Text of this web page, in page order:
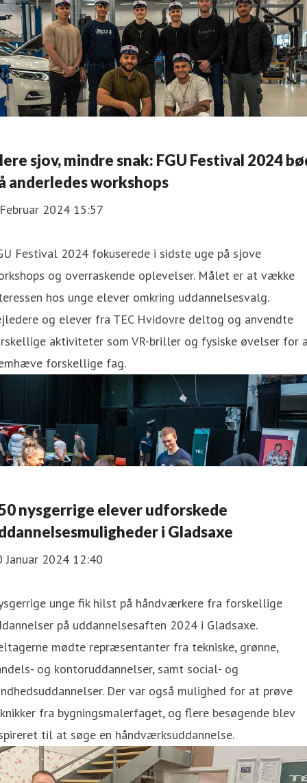
sjov, mindre snak: FGU Festival 2024
anderledes workshops
2024 15:57
Festival 2024 fokuserede i sidste uge på sjove
og overraskende oplevelser. Målet er at vække
hos unge elever omkring uddannelsesvalg.
og elever fra TEC Hvidovre deltog og anvendte
aktiviteter som VR-briller og fysiske øvelser for
forskellige fag.
nysgerrige elever udforskede
i Gladsaxe
Januar 2024 12:40
unge fik hilst på håndværkere fra forskellige
på uddannelsesaften 2024 i Gladsaxe.
mødte repræsentanter fra tekniske, grønne,
og kontoruddannelser, samt social- og
Der var også mulighed for at prøve
fra bygningsmalerfaget, og flere besøgende blev
til at søge en håndværksuddannelse.